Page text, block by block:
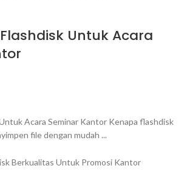
Untuk Acara
Acara Seminar Kantor Kenapa flashdisk
file dengan mudah ...